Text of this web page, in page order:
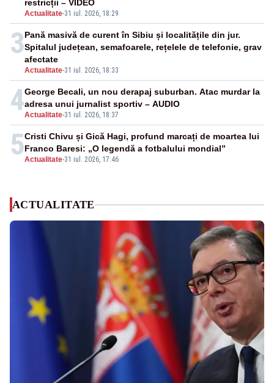
Actualitate-31 iul. 2026, 18:29
restricții – VIDEO
3
Actualitate-31 iul. 2026, 18:33
Pană masivă de curent în Sibiu și localitățile din jur.
Spitalul județean, semafoarele, rețelele de telefonie, grav
afectate
4Actualitate-31 iul. 2026, 18:37
George Becali, un nou derapaj suburban. Atac murdar la
adresa unui jurnalist sportiv – AUDIO
5Actualitate-31 iul. 2026, 17:46
Cristi Chivu și Gică Hagi, profund marcați de moartea lui
Franco Baresi: „O legendă a fotbalului mondial”
ACTUALITATE